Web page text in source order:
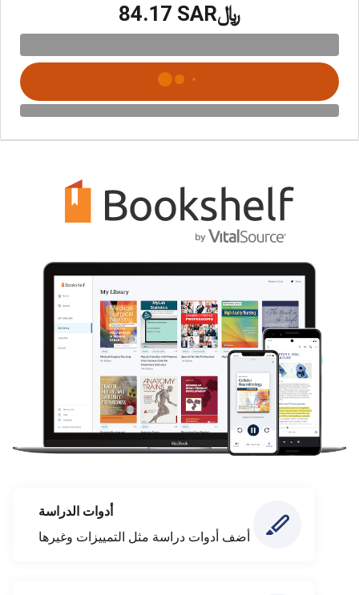
﷼‎84.17 SAR
أدوات الدراسة
أضف أدوات دراسة مثل التمييزات وغيرها